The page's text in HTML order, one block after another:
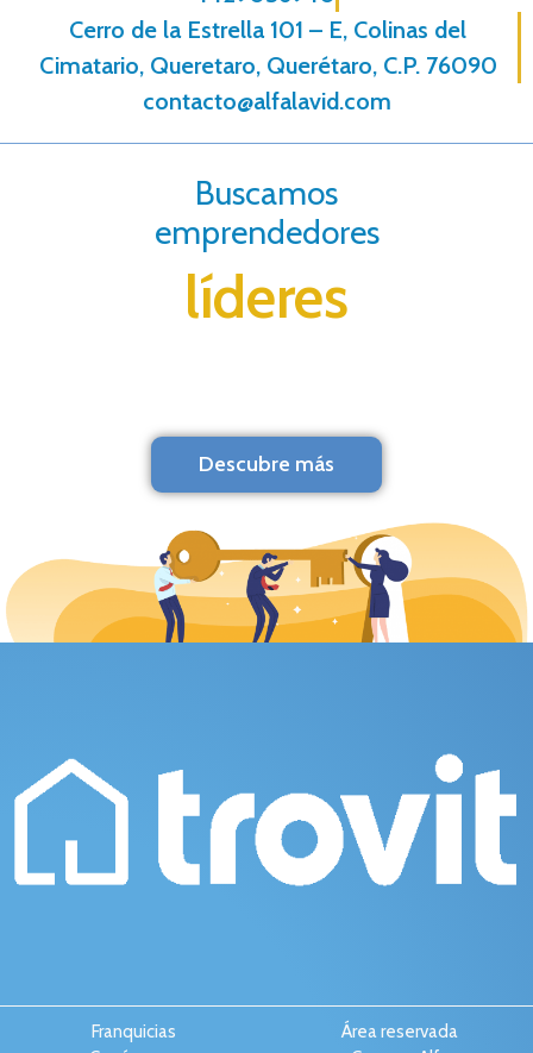
Cerro de la Estrella 101 – E, Colinas del
Cimatario, Queretaro, Querétaro, C.P. 76090
contacto@alfalavid.com
Buscamos
emprendedores
líderes
Descubre más
Franquicias
Área reservada